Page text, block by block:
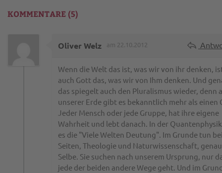
KOMMENTARE (5)
Oliver Welz am 22.10.2012
Wenn die Welt das ist, was wir von ihr denken,
auch Gott das, was wir von Ihm denken. Und
das spiegelt auch den Pluralismus wieder, denn
unserer Erde gibt es bekanntlich mehr als einen
Jeder Mensch oder jede Gruppe, hat ihre eigene
Wahrheit und lebt danach. In der
es die "Viele Welten Deutung". Im Grunde tun
Seiten, Theologie und Naturwissenschaft,
Selbe. Sie suchen nach unserem Ursprung, nur
jede der beiden andere Wege geht. Und im